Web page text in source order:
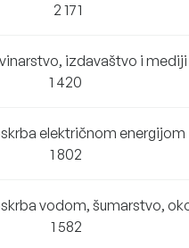
2 171
izdavaštvo i mediji
1 420
električnom energijom
1 802
vodom, šumarstvo,
1 582